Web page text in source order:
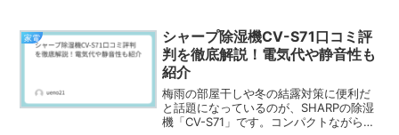
大きな魅力です。洗車やベランダ、玄関
まわりなど、日常のちょ...
家電
シャープ除湿機CV-S71口コミ評
判を徹底解説！電気代や静音性も
紹介
梅雨の部屋干しや冬の結露対策に便利だ
と話題になっているのが、SHARPの除湿
機「CV-S71」です。コンパクトながらし